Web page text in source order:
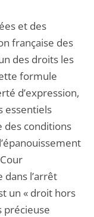
et des
française des
des droits les
formule
d’expression,
essentiels
des conditions
l’arrêt
un « droit hors
précieuse